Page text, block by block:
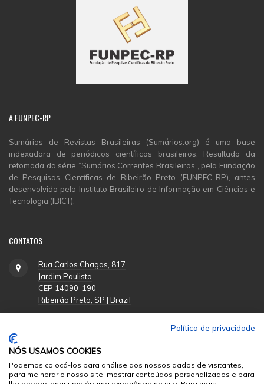
AFUNPEC-RP
Sumários de Revistas Brasileiras (Sumários.org) é uma base
indexadora de periódicos científicos brasileiros. Resultado da
retomada da série “Sumários Correntes Brasileiros”, pela Fundação
de Pesquisas Científicas de Ribeirão Preto (FUNPEC-RP), antes
desenvolvido pelo Instituto Brasileiro de Informação em Ciências e
Tecnologia (IBICT).
CONTATOS
Rua Carlos Chagas, 817
Jardim Paulista
CEP 14090-190
Ribeirão Preto, SP | Brazil
Política de privacidade
NÓS USAMOS COOKIES
Podemos colocá-los para análise dos nossos dados de visitantes,
para melhorar o nosso site, mostrar conteúdos personalizados e para